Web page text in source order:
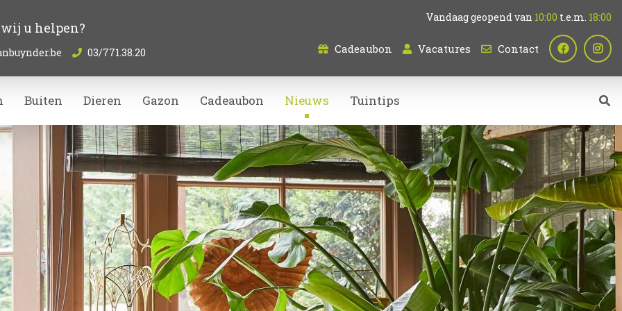
Vandaag geopend van 10:00 t.e.m. 18:00
u helpen?
03/771.38.20 Cadeaubon Vacatures Contact
Buiten Dieren Gazon Cadeaubon Nieuws Tuintips